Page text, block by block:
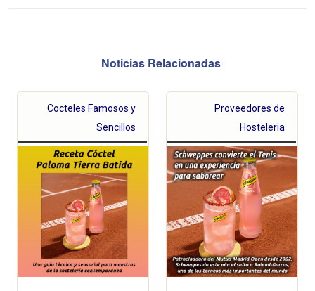
Noticias Relacionadas
Cocteles Famosos y
Sencillos
Proveedores de
Hosteleria